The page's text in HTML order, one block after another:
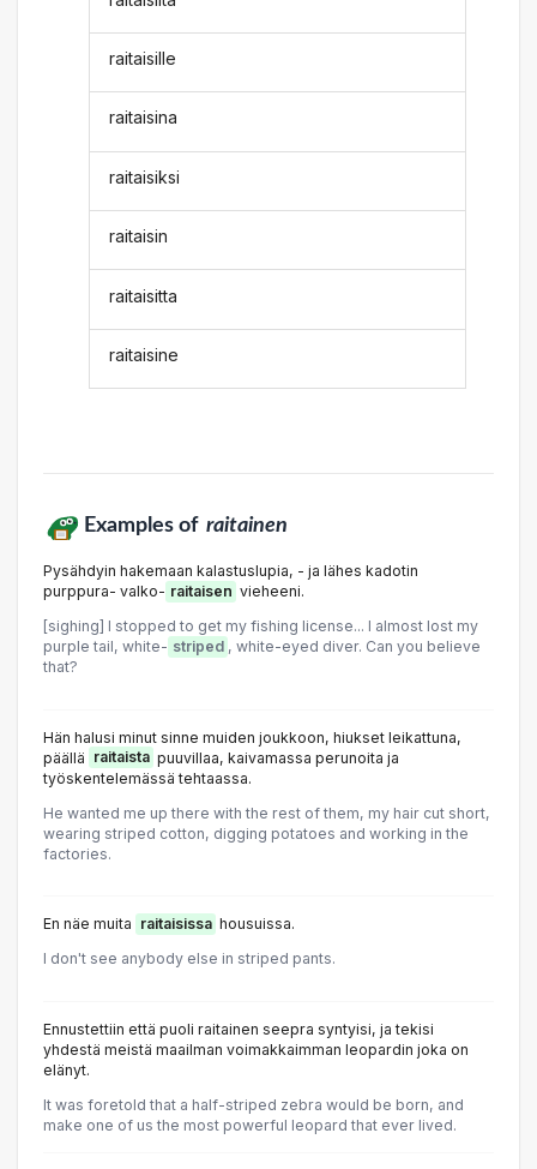
raitaisille
raitaisina
raitaisiksi
raitaisin
raitaisitta
raitaisine
Examples of raitainen
Pysähdyin hakemaan kalastuslupia, - ja lähes kadotin
purppura- valko- raitaisen vieheeni.
[sighing] l stopped to get my fishing license... l almost lost my
purple tail, white- striped , white-eyed diver. Can you believe
that?
Hän halusi minut sinne muiden joukkoon, hiukset leikattuna,
päällä raitaista puuvillaa, kaivamassa perunoita ja
työskentelemässä tehtaassa.
He wanted me up there with the rest of them, my hair cut short,
wearing striped cotton, digging potatoes and working in the
factories.
En näe muita raitaisissa housuissa.
I don't see anybody else in striped pants.
Ennustettiin että puoli raitainen seepra syntyisi, ja tekisi
yhdestä meistä maailman voimakkaimman leopardin joka on
elänyt.
It was foretold that a half-striped zebra would be born, and
make one of us the most powerful leopard that ever lived.